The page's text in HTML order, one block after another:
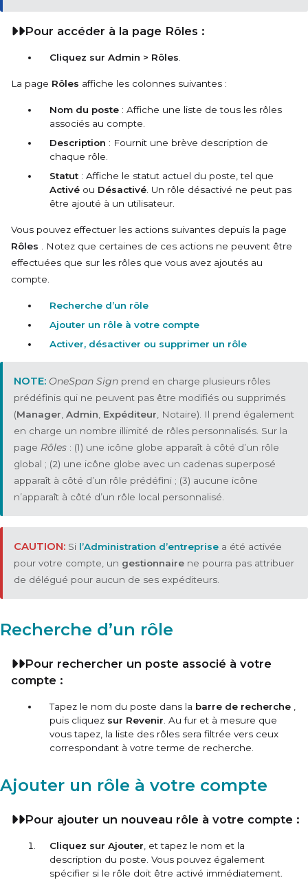
Pour accéder à la page Rôles :
Cliquez sur Admin > Rôles
La page Rôles affiche les colonnes suivantes :
Nom du poste : Affiche une liste de tous les rôles
associés au compte.
Description : Fournit une brève description de
chaque rôle.
Statut : Affiche le statut actuel du poste, tel que
Activé ou Désactivé . Un rôle désactivé ne peut pas
être ajouté à un utilisateur.
Vous pouvez effectuer les actions suivantes depuis la page
Rôles
. Notez que certaines de ces actions ne peuvent être
effectuées que sur les rôles que vous avez ajoutés au
compte.
Recherche d’un rôle
Ajouter un rôle à votre compte
Activer, désactiver ou supprimer un rôle
OneSpan Sign prend en charge plusieurs rôles
prédéfinis qui ne peuvent pas être modifiés ou supprimés
(Manager Admin Expéditeur , Notaire). Il prend également
en charge un nombre illimité de rôles personnalisés. Sur la
page Rôles : (1) une icône globe apparaît à côté d’un rôle
global ; (2) une icône globe avec un cadenas superposé
apparaît à côté d’un rôle prédéfini ; (3) aucune icône
n’apparaît à côté d’un rôle local personnalisé.
Si l’Administration d’entreprise a été activée
pour votre compte, un gestionnaire ne pourra pas attribuer
de délégué pour aucun de ses expéditeurs.
Recherche d’un rôle
Pour rechercher un poste associé à votre
compte :
Tapez le nom du poste dans la barre de recherche
puis cliquez sur Revenir . Au fur et à mesure que
vous tapez, la liste des rôles sera filtrée vers ceux
correspondant à votre terme de recherche.
Ajouter un rôle à votre compte
Pour ajouter un nouveau rôle à votre compte :
Cliquez sur Ajouter , et tapez le nom et la
description du poste. Vous pouvez également
spécifier si le rôle doit être activé immédiatement.